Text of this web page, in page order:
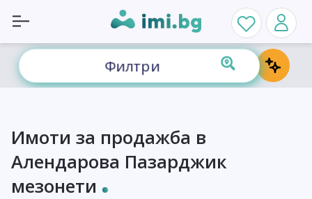
Филтри
Имоти за продажба в
Алендарова Пазарджик
мезонети